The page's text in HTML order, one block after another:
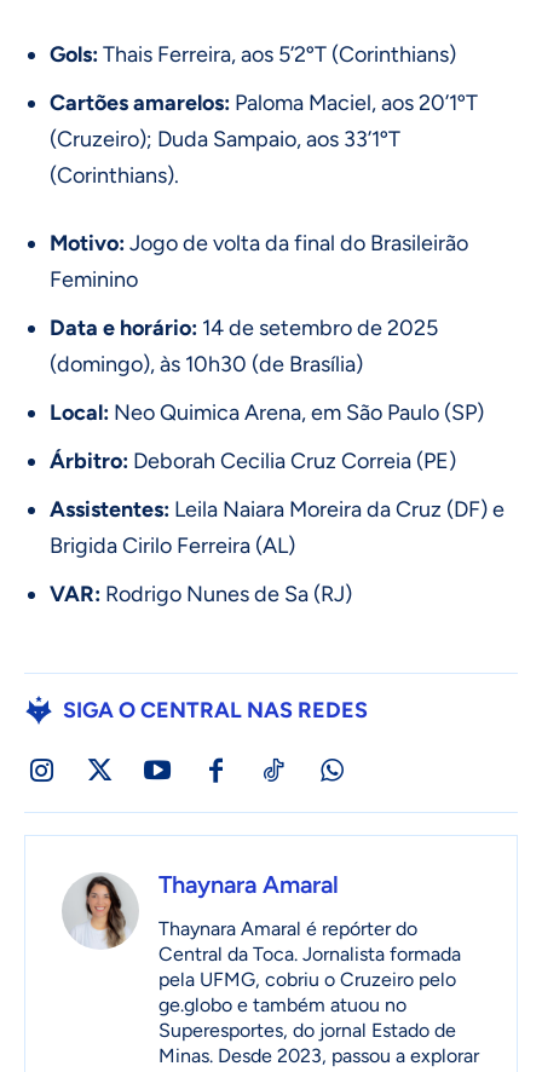
Gols:Thais Ferreira, aos 5’2ºT (Corinthians)
Cartões amarelos: Paloma Maciel, aos 20’1ºT
(Cruzeiro); Duda Sampaio, aos 33’1ºT
(Corinthians).
Motivo:Jogo de volta da final do Brasileirão
Feminino
Data e horário: 14 de setembro de 2025
(domingo), às 10h30 (de Brasília)
Local: Neo Quimica Arena, em São Paulo (SP)
Árbitro: Deborah Cecilia Cruz Correia (PE)
Assistentes: Leila Naiara Moreira da Cruz (DF) e
Brigida Cirilo Ferreira (AL)
VAR: Rodrigo Nunes de Sa (RJ)
SIGA O CENTRAL NAS REDES
Thaynara Amaral
Thaynara Amaral é repórter do
Central da Toca. Jornalista formada
pela UFMG, cobriu o Cruzeiro pelo
ge.globo e também atuou no
Superesportes, do jornal Estado de
Minas. Desde 2023, passou a explorar